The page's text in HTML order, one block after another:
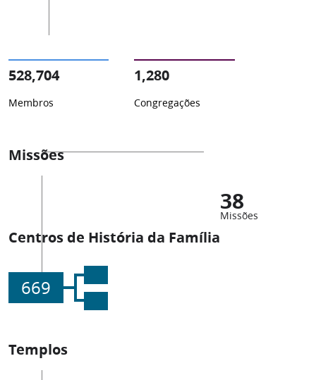
528,704
Membros
1,280
Congregações
Missões
38
Missões
Centros de História da Família
669
Templos